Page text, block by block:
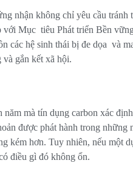
nhận không chỉ yêu cầu
với Mục tiêu Phát triển Bền
các hệ sinh thái bị đe dọa và
và gắn kết xã hội.
năm mà tín dụng carbon xác
được phát hành trong
kém hơn. Tuy nhiên, nếu một
điều gì đó không ổn.